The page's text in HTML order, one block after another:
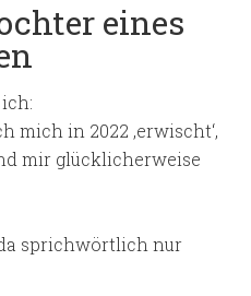
eines
mich in 2022 ‚erwischt‘,
mir glücklicherweise
sprichwörtlich nur